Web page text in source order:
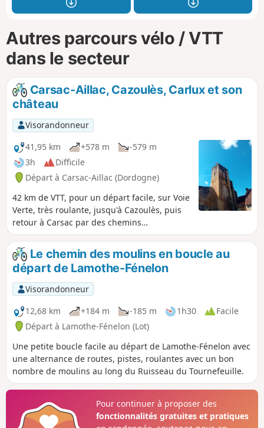
Autres parcours vélo / VTT
dans le secteur
Carsac-Aillac, Cazoulès, Carlux et son
château
Visorandonneur
41,95 km
+578 m
-579 m
3h
Difficile
Départ à Carsac-Aillac (Dordogne)
42 km de VTT, pour un départ facile, sur Voie
Verte, très roulante, jusqu'à Cazoulès, puis
retour à Carsac par des chemins
relativement pentus et techniques.
Le chemin des moulins en boucle au
départ de Lamothe-Fénelon
Visorandonneur
12,68 km
+184 m -185 m 1h30
Facile
Départ à Lamothe-Fénelon (Lot)
Une petite boucle facile au départ de Lamothe-Fénelon avec
une alternance de routes, pistes, roulantes avec un bon
nombre de moulins au long du Ruisseau du Tournefeuille.
Pour continuer à proposer des
fonctionnalités gratuites et pratiques